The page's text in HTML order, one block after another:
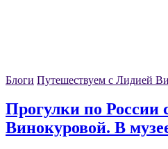
Блоги Путешествуем с Лидией
Прогулки по России
Винокуровой. В